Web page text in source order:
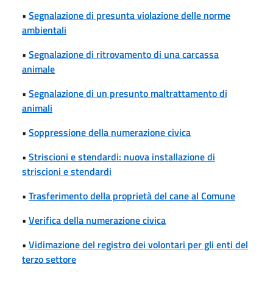
• Segnalazione di presunta violazione delle norme
ambientali
• Segnalazione di ritrovamento di una carcassa
animale
• Segnalazione di un presunto maltrattamento di
animali
• Soppressione della numerazione civica
• Striscioni e stendardi: nuova installazione di
striscioni e stendardi
• Trasferimento della proprietà del cane al Comune
• Verifica della numerazione civica
• Vidimazione del registro dei volontari per gli enti del
terzo settore